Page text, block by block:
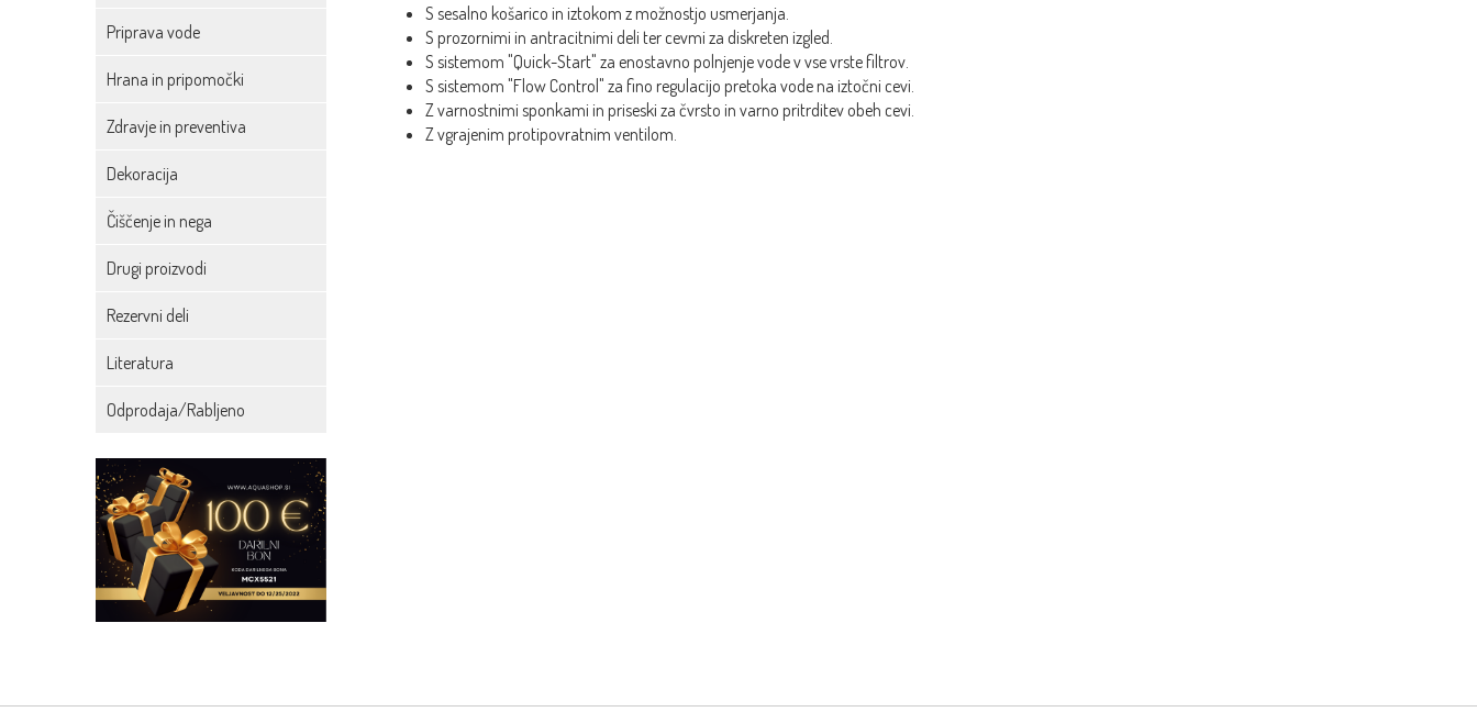
Priprava vode
Hrana in pripomočki
Zdravje in preventiva
Dekoracija
Čiščenje in nega
Drugi proizvodi
Rezervni deli
Literatura
Odprodaja/Rabljeno
S sesalno košarico in iztokom z možnostjo usmerjanja.
S prozornimi in antracitnimi deli ter cevmi za diskreten izgled.
S sistemom "Quick-Start" za enostavno polnjenje vode v vse vrste filtrov.
S sistemom "Flow Control" za fino regulacijo pretoka vode na iztočni cevi.
Z varnostnimi sponkami in priseski za čvrsto in varno pritrditev obeh cevi.
Z vgrajenim protipovratnim ventilom.